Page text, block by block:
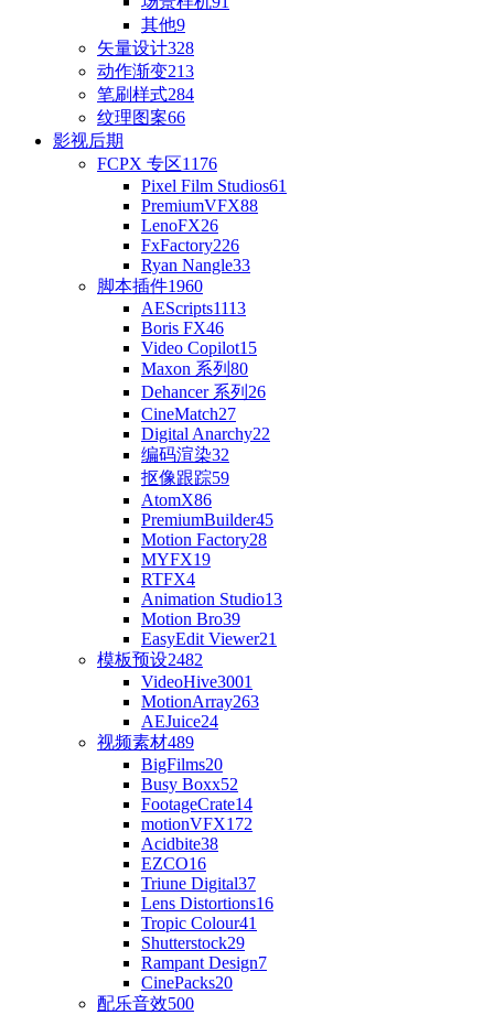
其他9
矢量设计328
动作渐变213
笔刷样式284
纹理图案66
影视后期
FCPX 专区1176
Pixel Film Studios61
PremiumVFX88
LenoFX26
FxFactory226
Ryan Nangle33
脚本插件1960
AEScripts1113
Boris FX46
Video Copilot15
Maxon 系列 80
Dehancer 系列 26
CineMatch27
Digital Anarchy22
编码渲染32
抠像跟踪59
AtomX86
PremiumBuilder45
Motion Factory28
MYFX19
RTFX4
Animation Studio13
Motion Bro39
EasyEdit Viewer21
模板预设2482
VideoHive3001
MotionArray263
AEJuice24
视频素材489
BigFilms20
Busy Boxx52
FootageCrate14
motionVFX172
Acidbite38
EZCO16
Triune Digital37
Lens Distortions16
Tropic Colour41
Shutterstock29
Rampant Design7
CinePacks20
配乐音效500